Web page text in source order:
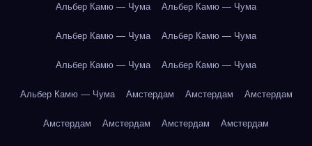
Альбер Камю — Чума Альбер Камю — Чума
Альбер Камю — Чума Альбер Камю — Чума
Альбер Камю — Чума Альбер Камю — Чума
Альбер Камю — Чума Амстердам Амстердам Амстердам
Амстердам Амстердам Амстердам Амстердам